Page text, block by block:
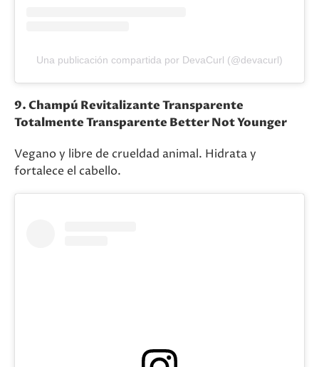
Una publicación compartida por DevaCurl (@devacurl)
9. Champú Revitalizante Transparente
Totalmente Transparente Better Not Younger
Vegano y libre de crueldad animal. Hidrata y
fortalece el cabello.